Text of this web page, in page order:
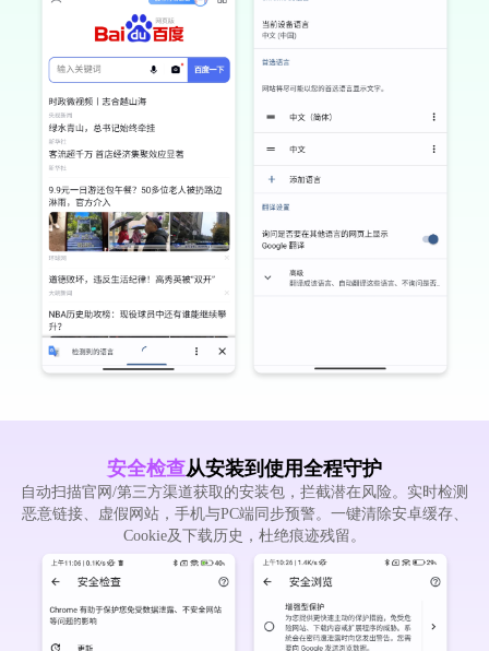
安全检查从安装到使用全程守护
自动扫描官网/第三方渠道获取的安装包，拦截潜在风险。实时检测
恶意链接、虚假网站，手机与PC端同步预警。一键清除安卓缓存、
Cookie及下载历史，杜绝痕迹残留。